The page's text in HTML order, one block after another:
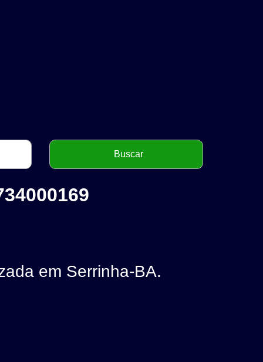
em Serrinha-BA.